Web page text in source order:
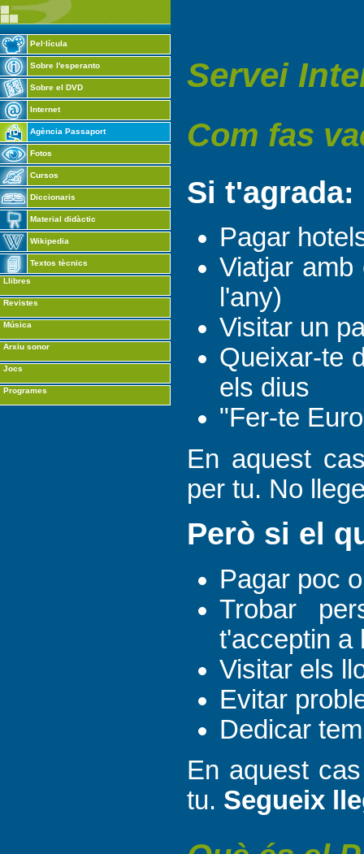
Pel·lícula
Sobre l'esperanto
Sobre el DVD
Internet
Agència Passaport
Fotos
Cursos
Diccionaris
Material didàctic
Wikipedia
Textos tècnics
Llibres
Revistes
Música
Arxiu sonor
Jocs
Programes
Servei
Com fas
Si t'agrada:
Pagar
Viatjar
l'any)
Visitar un
Queixar-te
els dius
"Fer-te
En aquest
per tu. No
Però si el
Pagar poc
Trobar
t'acceptin a
Visitar els
Evitar
Dedicar
En aquest
tu. Segueix